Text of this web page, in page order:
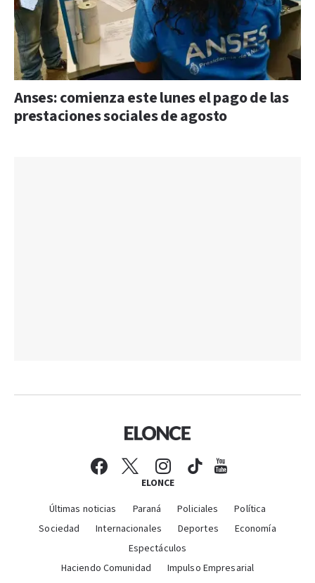
Anses: comienza este lunes el pago de las
prestaciones sociales de agosto
ELONCE
Últimas noticias Paraná Policiales
Política
Sociedad
Internacionales Deportes
Economía
Espectáculos
Haciendo Comunidad
Impulso Empresarial